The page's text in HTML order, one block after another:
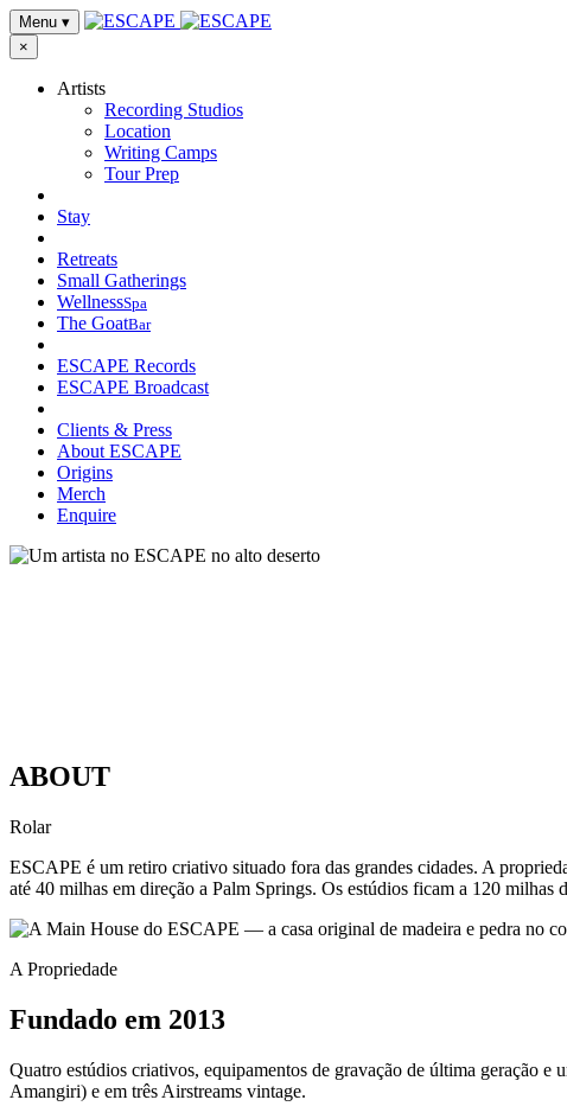
Menu ▾
×
Artists
Recording Studios
Location
Writing Camps
Tour Prep
Stay
Retreats
Small Gatherings
WellnessSpa
The GoatBar
ESCAPE Records
ESCAPE Broadcast
Clients & Press
About ESCAPE
Origins
Merch
Enquire
ABOUT
Rolar
ESCAPE é um retiro criativo situado fora das grandes cidades. A
até 40 milhas em direção a Palm Springs. Os estúdios ficam a 120 milhas
A Propriedade
Fundado em 2013
Quatro estúdios criativos, equipamentos de gravação de última geração
Amangiri) e em três Airstreams vintage.